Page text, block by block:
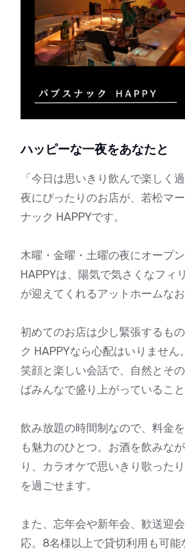
ハッピーな一夜をあなたと
「今日は思いきり飲んで楽しく
夜にぴったりのお店が、若松マ
ナック HAPPYです。
木曜・金曜・土曜の夜にオープ
HAPPYは、陽気で気さくなフィ
が迎えてくれるアットホームなお
初めてのお店は少し緊張するも
ク HAPPYなら心配はいりません
笑顔と楽しい会話で、自然とそ
ばみんなで盛り上がっていること
飲み放題の時間制なので、料金
も魅力のひとつ。お酒を飲みな
り、カラオケで思いきり歌った
を過ごせます。
また、忘年会や新年会、歓送迎
応。8名様以上で貸切利用も可